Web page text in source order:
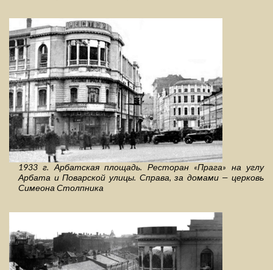
1933 г. Арбатская площадь. Ресторан «Прага» на углу
Арбата и Поварской улицы. Справа, за домами — церковь
Симеона Столпника